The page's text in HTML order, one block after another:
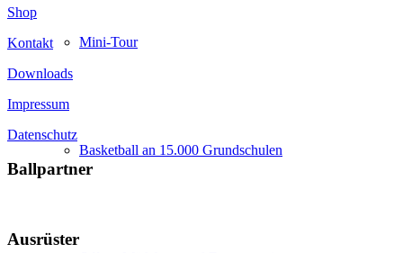
Mini-Tour
Basketball an 15.000 Grundschulen
Shop
Kontakt
Downloads
Impressum
Datenschutz
Ballpartner
Ausrüster